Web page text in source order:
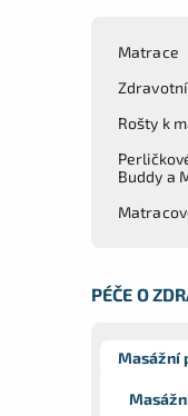
Matrace
Rošty k
Buddy a
PÉČE O
Masážní